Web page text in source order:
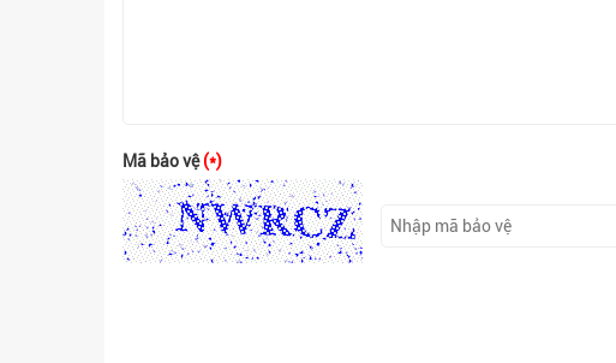
Mã bảo vệ(*)